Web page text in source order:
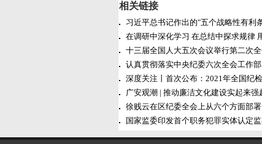
相关链接
习近平总书记作出的"五个战略性有利
在调研中深化学习 在总结中探求规律
十三届全国人大五次会议举行第二次
认真贯彻落实中央纪委六次全会工作
深度关注丨首次公布：2021年全国纪
广安观潮 | 推动廉洁文化建设实起来强
徐贱云在区纪委全会上从六个方面部
国家监委印发首个职务犯罪实体认定